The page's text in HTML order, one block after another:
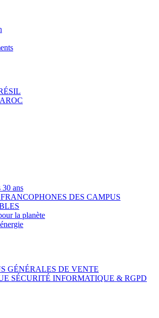
30 ans
DES CAMPUS
la planète
GÉNÉRALES DE VENTE
SÉCURITÉ INFORMATIQUE & RGPD